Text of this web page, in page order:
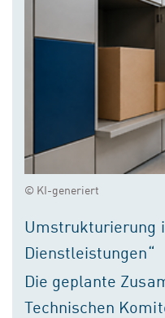
© KI-generiert
Umstrukturierung
Dienstleistungen“
Die geplante
Technischen